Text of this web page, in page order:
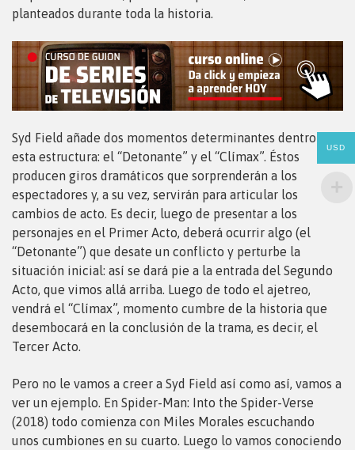
planteados durante toda la historia.
Syd Field añade dos momentos determinantes dentro de
esta estructura: el “Detonante” y el “Clímax”. Éstos
producen giros dramáticos que sorprenderán a los
espectadores y, a su vez, servirán para articular los
cambios de acto. Es decir, luego de presentar a los
personajes en el Primer Acto, deberá ocurrir algo (el
“Detonante”) que desate un conflicto y perturbe la
situación inicial: así se dará pie a la entrada del Segundo
Acto, que vimos allá arriba. Luego de todo el ajetreo,
vendrá el “Clímax”, momento cumbre de la historia que
desembocará en la conclusión de la trama, es decir, el
Tercer Acto.
Pero no le vamos a creer a Syd Field así como así, vamos a
ver un ejemplo. En Spider-Man: Into the Spider-Verse
(2018) todo comienza con Miles Morales escuchando
unos cumbiones en su cuarto. Luego lo vamos conociendo
USD